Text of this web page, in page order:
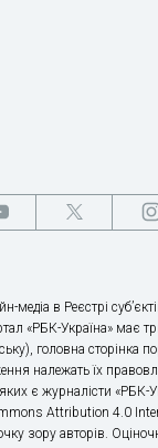
медіа в Реєстрі
«РБК-Україна» має
головна сторінка
належать їх
є журналісти «РБК-
Attribution 4.0
зору авторів.